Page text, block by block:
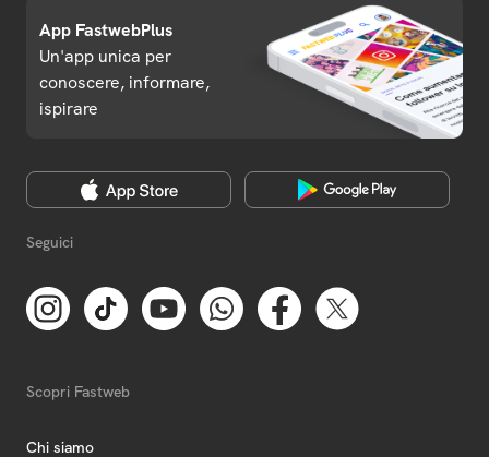
App FastwebPlus
Un'app unica per
conoscere, informare,
ispirare
Seguici
Scopri Fastweb
Chi siamo